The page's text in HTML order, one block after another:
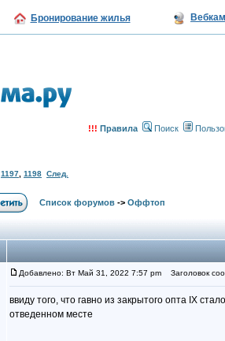
Бронирование жилья
!!! Правила Поиск
1197 1198 След.
Список форумов -> Оффтоп
Добавлено: Вт Май 31, 2022 7:57 pm Заголовок
ввиду того, что гавно из закрытого опта IX
отведенном месте